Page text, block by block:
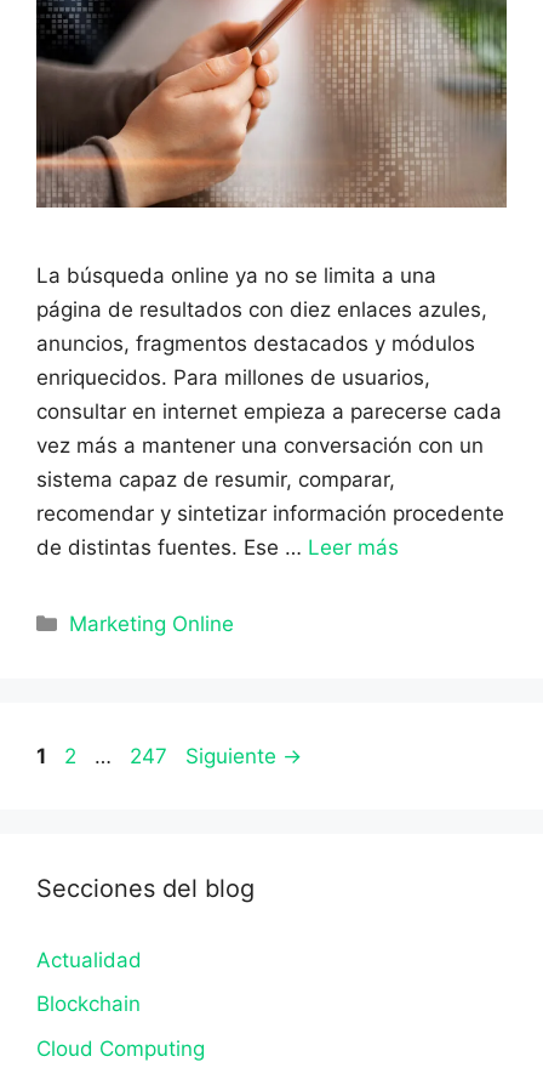
La búsqueda online ya no se limita a una
página de resultados con diez enlaces azules,
anuncios, fragmentos destacados y módulos
enriquecidos. Para millones de usuarios,
consultar en internet empieza a parecerse cada
vez más a mantener una conversación con un
sistema capaz de resumir, comparar,
recomendar y sintetizar información procedente
de distintas fuentes. Ese … Leer más
Categorías
Marketing Online
Página
1 Página
2 … Página
247 Siguiente →
Secciones del blog
Actualidad
Blockchain
Cloud Computing